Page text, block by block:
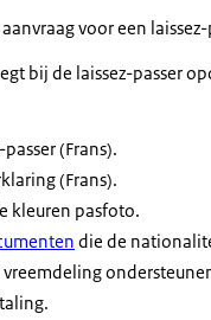
voor een laissez-
bij de laissez-passer
(Frans).
(Frans).
kleuren pasfoto.
die de